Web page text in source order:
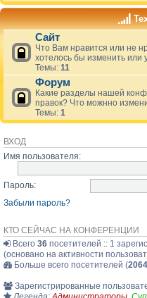
Сайт
Что Вам нравится или не
хотелось бы изменить
Темы: 11
Форум
Какие разделы нашей
правок? Что можнно
Темы: 1
ВХОД
Имя пользователя:
Пароль:
Забыли пароль?
КТО СЕЙЧАС НА КОНФЕРЕНЦИИ
Всего 36 посетителей :: 1
(основано на активности
Больше всего посетителей (2064
Зарегистрированные